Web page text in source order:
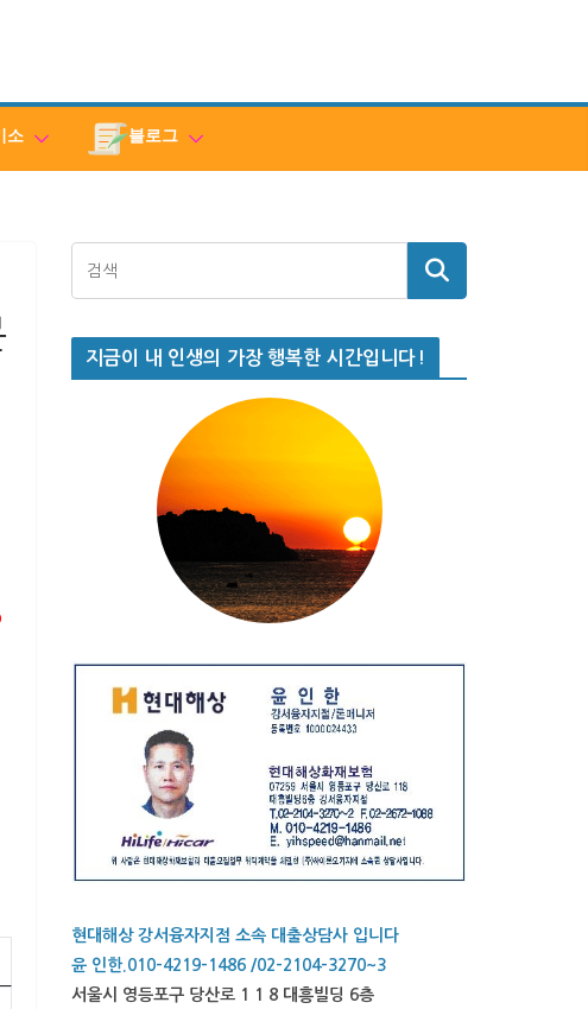
소 블로그
지금이 내 인생의 가장 행복한 시간입니다!
현대해상 강서융자지점 소속 대출상담사 입니다
윤 인한.010-4219-1486 /02-2104-3270~3
서울시 영등포구 당산로 1 1 8 대흥빌딩 6층